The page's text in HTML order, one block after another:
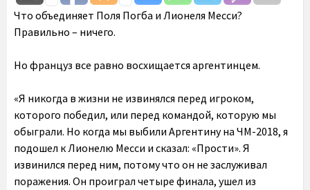
Что объединяет Поля Погба и Лионеля Месси?
Правильно – ничего.
Но француз все равно восхищается аргентинцем.
«Я никогда в жизни не извинялся перед игроком,
которого победил, или перед командой, которую мы
обыграли. Но когда мы выбили Аргентину на ЧМ-2018, я
подошел к Лионелю Месси и сказал: «Прости». Я
извинился перед ним, потому что он не заслуживал
поражения. Он проиграл четыре финала, ушел из